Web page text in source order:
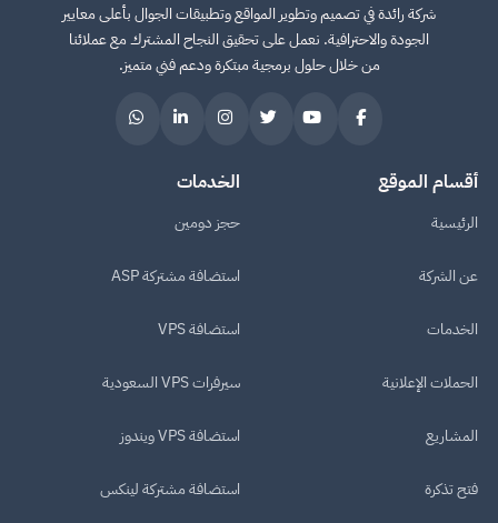
شركة رائدة في تصميم وتطوير المواقع وتطبيقات الجوال بأعلى معايير
الجودة والاحترافية. نعمل على تحقيق النجاح المشترك مع عملائنا
من خلال حلول برمجية مبتكرة ودعم فني متميز.
أقسام الموقع
الرئيسية
عن الشركة
الخدمات
الحملات الإعلانية
المشاريع
فتح تذكرة
الخدمات
حجز دومين
استضافة مشتركة ASP
استضافة VPS
سيرفرات VPS السعودية
استضافة VPS ويندوز
استضافة مشتركة لينكس